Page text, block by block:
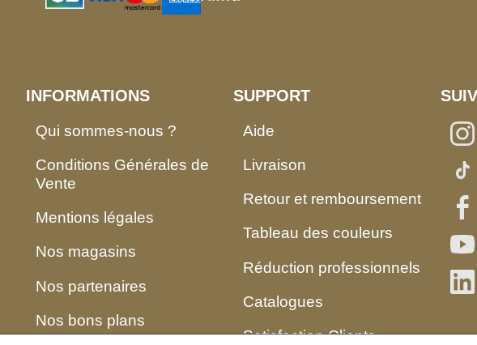
INFORMATIONS
Qui sommes-nous ?
Conditions Générales de
Vente
Mentions légales
Nos magasins
Nos partenaires
Nos bons plans
SUPPORT
Aide
Livraison
Retour et remboursement
Tableau des couleurs
Réduction professionnels
Catalogues
Satisfaction Clients